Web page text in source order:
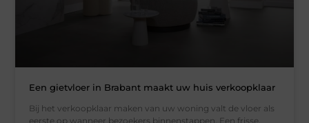
Een gietvloer in Brabant maakt uw huis verkoopklaar
Bij het verkoopklaar maken van uw woning valt de vloer als
eerste op wanneer bezoekers binnenstappen. Een frisse,